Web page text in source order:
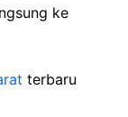
ke
terbaru